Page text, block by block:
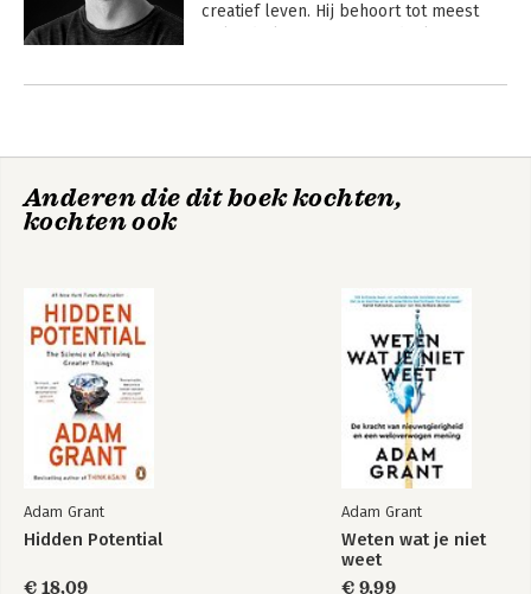
creatief leven. Hij behoort tot meest
40. Adam is de #1 New York Times
podcasts Re:Thinking en WorkLife zijn
en zijn TED-talks hebben meer dan 30
Andere boeken door Adam Grant
Hidden potential Hidden Potential
Anderen die dit boek kochten,
kochten ook
Adam Grant
Hidden Potential
€ 18,09
Adam Grant
Weten wat je niet
weet
€ 9,99